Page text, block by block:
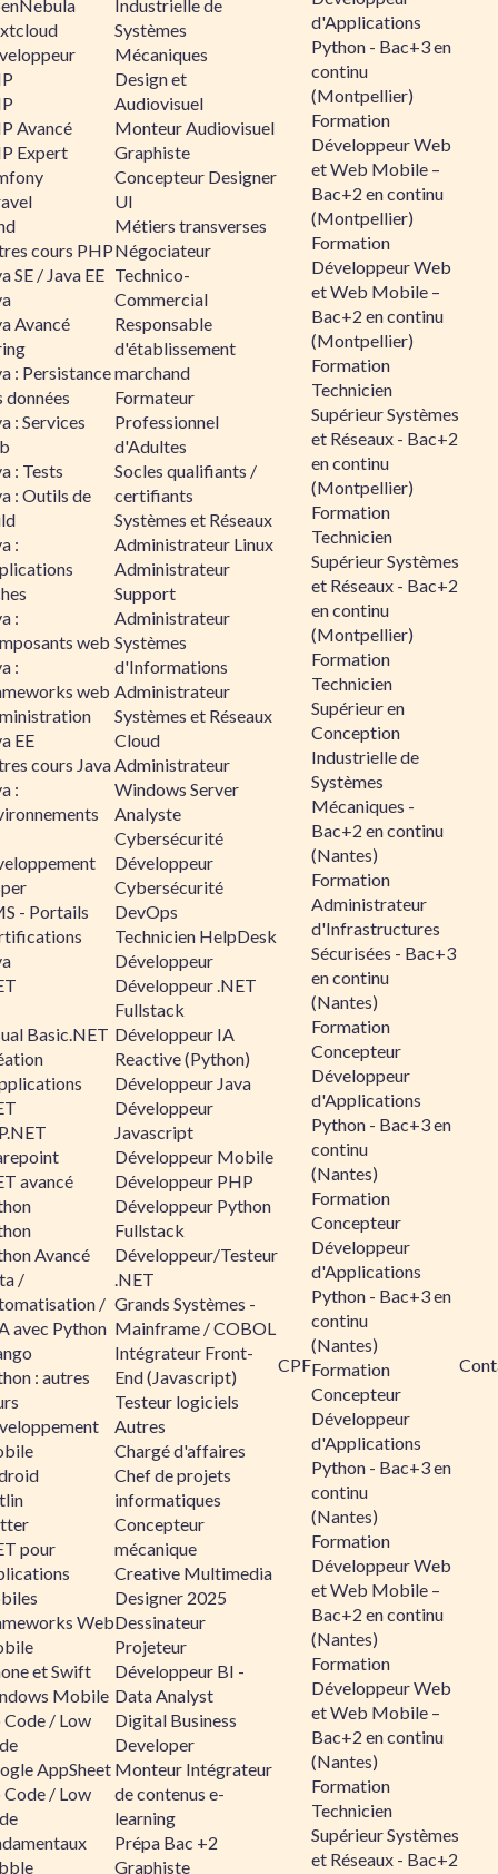
Avancé
Expert
cours PHP
SE / Java EE
Avancé
: Persistance
données
: Services
: Tests
: Outils de
:
:
web
:
web
EE
cours Java
:
- Portails
Basic.NET
avancé
Avancé
/
/
avec Python
: autres
pour
Web
et Swift
Mobile
/ Low
AppSheet
/ Low
Industrielle de
Systèmes
Mécaniques
Design et
Audiovisuel
Monteur Audiovisuel
Graphiste
Concepteur Designer
UI
Métiers transverses
Négociateur
Technico-
Commercial
Responsable
d'établissement
marchand
Formateur
Professionnel
d'Adultes
Socles qualifiants /
certifiants
Systèmes et Réseaux
Administrateur Linux
Administrateur
Support
Administrateur
Systèmes
d'Informations
Administrateur
Systèmes et Réseaux
Cloud
Administrateur
Windows Server
Analyste
Cybersécurité
Développeur
Cybersécurité
DevOps
Technicien HelpDesk
Développeur
Développeur .NET
Fullstack
Développeur IA
Reactive (Python)
Développeur Java
Développeur
Javascript
Développeur Mobile
Développeur PHP
Développeur Python
Fullstack
Développeur/Testeur
.NET
Grands Systèmes -
Mainframe / COBOL
Intégrateur Front-
End (Javascript)
Testeur logiciels
Autres
Chargé d'affaires
Chef de projets
informatiques
Concepteur
mécanique
Creative Multimedia
Designer 2025
Dessinateur
Projeteur
Développeur BI -
Data Analyst
Digital Business
Developer
Monteur Intégrateur
de contenus e-
learning
Prépa Bac +2
Graphiste
CPF
d'Applications
Python - Bac+3 en
continu
(Montpellier)
Formation
Développeur Web
et Web Mobile –
Bac+2 en continu
(Montpellier)
Formation
Développeur Web
et Web Mobile –
Bac+2 en continu
(Montpellier)
Formation
Technicien
Supérieur Systèmes
et Réseaux - Bac+2
en continu
(Montpellier)
Formation
Technicien
Supérieur Systèmes
et Réseaux - Bac+2
en continu
(Montpellier)
Formation
Technicien
Supérieur en
Conception
Industrielle de
Systèmes
Mécaniques -
Bac+2 en continu
(Nantes)
Formation
Administrateur
d'Infrastructures
Sécurisées - Bac+3
en continu
(Nantes)
Formation
Concepteur
Développeur
d'Applications
Python - Bac+3 en
continu
(Nantes)
Formation
Concepteur
Développeur
d'Applications
Python - Bac+3 en
continu
(Nantes)
Formation
Concepteur
Développeur
d'Applications
Python - Bac+3 en
continu
(Nantes)
Formation
Développeur Web
et Web Mobile –
Bac+2 en continu
(Nantes)
Formation
Développeur Web
et Web Mobile –
Bac+2 en continu
(Nantes)
Formation
Technicien
Supérieur Systèmes
et Réseaux - Bac+2